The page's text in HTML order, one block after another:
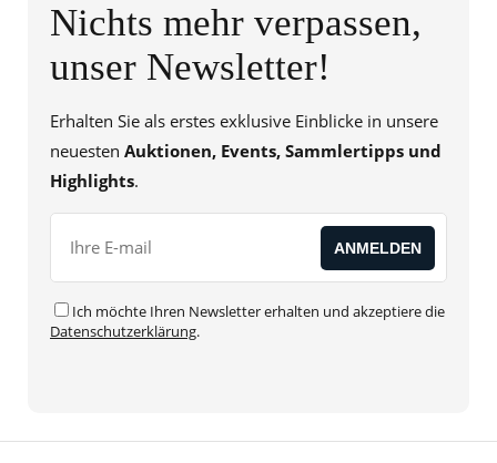
Nichts mehr verpassen,
unser Newsletter!
Erhalten Sie als erstes exklusive Einblicke in unsere
neuesten Auktionen, Events, Sammlertipps und
Highlights.
Ich möchte Ihren Newsletter erhalten und akzeptiere die
Datenschutzerklärung.